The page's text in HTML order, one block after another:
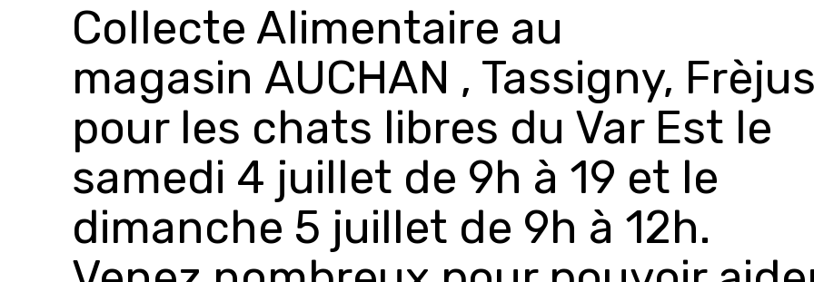
Collecte Alimentaire au
magasin AUCHAN , Tassigny,
pour les chats libres du Var Est le
samedi 4 juillet de 9h à 19 et le
dimanche 5 juillet de 9h à 12h.